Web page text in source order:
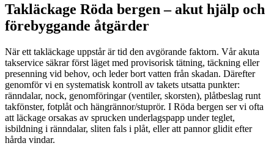
Takläckage Röda bergen – akut hjälp och
förebyggande åtgärder
När ett takläckage uppstår är tid den avgörande faktorn. Vår akuta
takservice säkrar först läget med provisorisk tätning, täckning eller
presenning vid behov, och leder bort vatten från skadan. Därefter
genomför vi en systematisk kontroll av takets utsatta punkter:
ränndalar, nock, genomföringar (ventiler, skorsten), plåtbeslag runt
takfönster, fotplåt och hängrännor/stuprör. I Röda bergen ser vi ofta
att läckage orsakas av sprucken underlagspapp under teglet,
isbildning i ränndalar, sliten fals i plåt, eller att pannor glidit efter
hårda vindar.